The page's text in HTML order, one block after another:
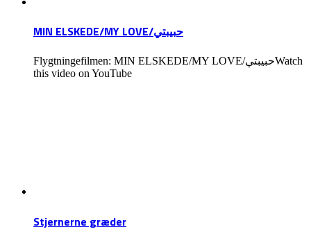
MIN ELSKEDE/MY LOVE/حبيبتي
Flygtningefilmen: MIN ELSKEDE/MY LOVE/حبيبتيWatch
this video on YouTube
Stjernerne græder